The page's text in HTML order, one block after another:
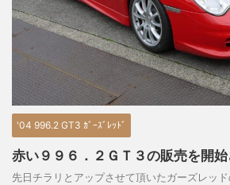
'04 996.2 GT3 ｶﾞｰｽﾞﾚｯﾄﾞ
赤い９９６．２ＧＴ３の販売を開
先日チラリとアップさせて頂いたガーズレッ